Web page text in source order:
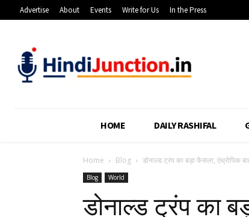
Advertise About Events Write for Us In the Press
HOME DAILY RASHIFAL
Home Blog डोनाल्ड ट्रंप का बड़ा फैसला, एंथ्रोपिक
Blog World
डोनाल्ड ट्रंप का